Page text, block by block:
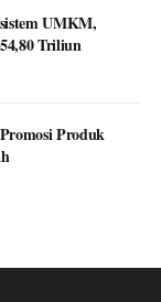
UMKM,
Triliun
Produk